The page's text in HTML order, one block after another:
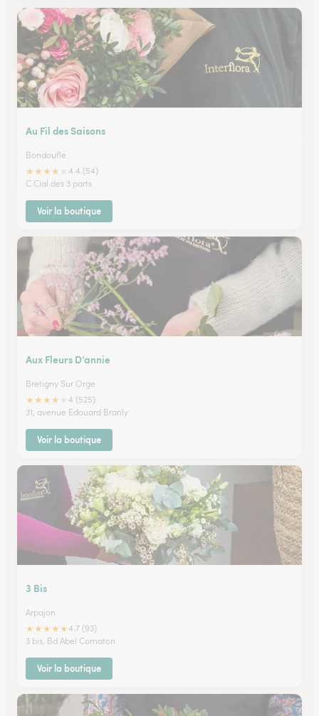
Au Fil des Saisons
Bondoufle
★★★★
4.4 (54)
C.Cial des 3 parts
Voir la boutique
Aux Fleurs D’annie
Bretigny Sur Orge
★★★★
4 (525)
31, avenue Edouard Branly
Voir la boutique
3 Bis
Arpajon
★★★★★4.7 (93)
3 bis, Bd Abel Cornaton
Voir la boutique